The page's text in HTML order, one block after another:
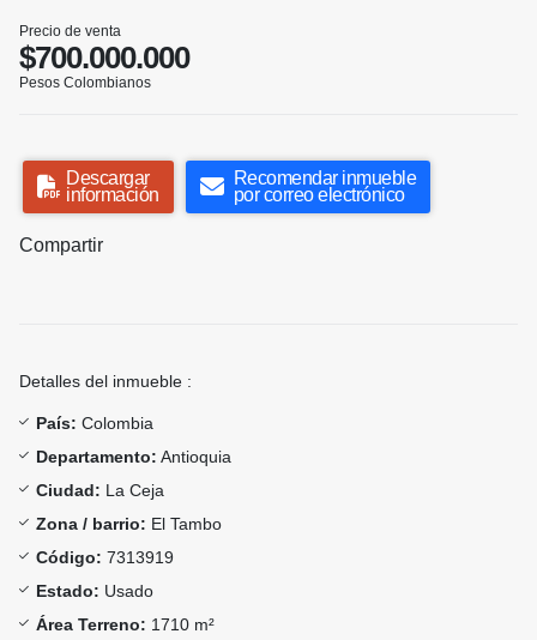
Precio de venta
$700.000.000
Pesos Colombianos
Descargar
información
Recomendar inmueble
por correo electrónico
Compartir
Detalles del inmueble :
País: Colombia
Departamento: Antioquia
Ciudad: La Ceja
Zona / barrio: El Tambo
Código: 7313919
Estado: Usado
Área Terreno: 1710 m²